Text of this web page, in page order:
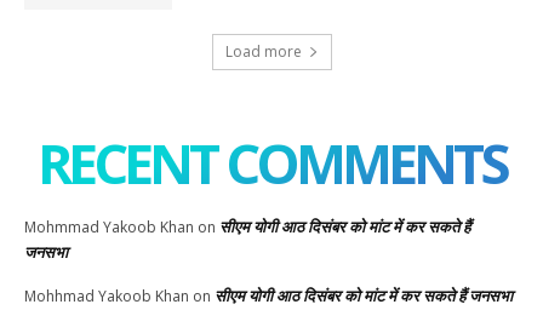
Load more
RECENT COMMENTS
Mohmmad Yakoob Khan on सीएम योगी आठ दिसंबर को मांट में कर सकते हैं
जनसभा
Mohhmad Yakoob Khan on सीएम योगी आठ दिसंबर को मांट में कर सकते हैं जनसभा